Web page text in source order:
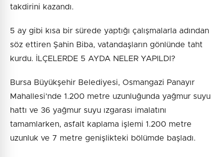
takdirini kazandı.
5 ay gibi kısa bir sürede yaptığı çalışmalarla adından
söz ettiren Şahin Biba, vatandaşların gönlünde taht
kurdu. İLÇELERDE 5 AYDA NELER YAPILDI?
Bursa Büyükşehir Belediyesi, Osmangazi Panayır
Mahallesi’nde 1.200 metre uzunluğunda yağmur suyu
hattı ve 36 yağmur suyu ızgarası imalatını
tamamlarken, asfalt kaplama işlemi 1.200 metre
uzunluk ve 7 metre genişlikteki bölümde başladı.